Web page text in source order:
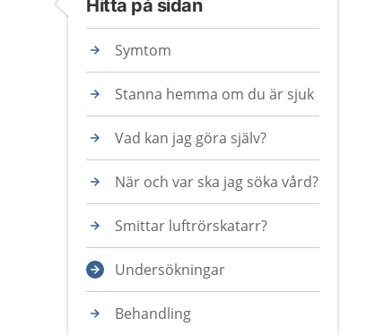
Hitta på sidan
Symtom
Stanna hemma om du är sjuk
Vad kan jag göra själv?
När och var ska jag söka vård?
Smittar luftrörskatarr?
Undersökningar
Behandling